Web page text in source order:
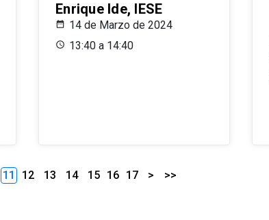
Enrique Ide, IESE
14 de Marzo de 2024
13:40 a 14:40
11 12 13 14 15 16 17 > >>